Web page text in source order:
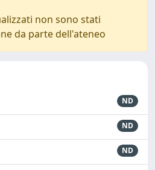
non sono stati
da parte dell'ateneo
ND
ND
ND